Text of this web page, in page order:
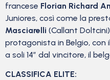
francese Florian Richard
Juniores, così come la
Masciarelli (Callant
protagonista in Belgio, con
a soli 14” dal vincitore, il
CLASSIFICA ELITE: